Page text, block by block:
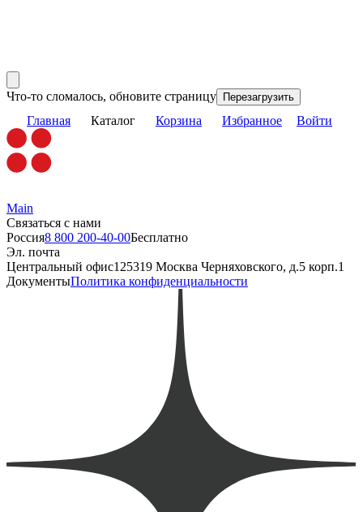
Что-то сломалось, обновите страницу Перезагрузить
Главная Каталог Корзина Избранное Войти
Main
Связаться с нами
Россия8 800 200-40-00Бесплатно
Эл. почта
Центральный офис125319 Москва Черняховского, д.5 корп.1
ДокументыПолитика конфиденциальности